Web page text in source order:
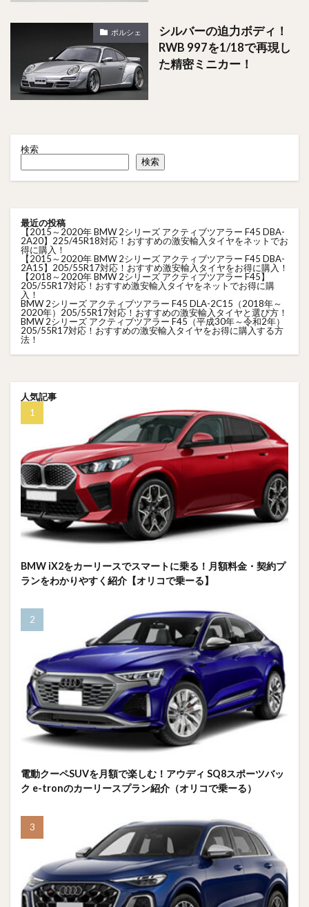
ポルシェ
シルバーの迫力ボディ！
RWB 997を1/18で再現し
た精密ミニカー！
検索
検索
最近の投稿
【2015～2020年 BMW 2シリーズ アクティブツアラー F45 DBA-
2A20】225/45R18対応！おすすめの激安輸入タイヤをネットでお
得に購入！
【2015～2020年 BMW 2シリーズ アクティブツアラー F45 DBA-
2A15】205/55R17対応！おすすめ激安輸入タイヤをお得に購入！
【2018～2020年 BMW 2シリーズ アクティブツアラー F45】
205/55R17対応！おすすめ激安輸入タイヤをネットでお得に購
入！
BMW 2シリーズ アクティブツアラー F45 DLA-2C15（2018年～
2020年）205/55R17対応！おすすめの激安輸入タイヤと選び方！
BMW 2シリーズ アクティブツアラー F45（平成30年～令和2年）
205/55R17対応！おすすめの激安輸入タイヤをお得に購入する方
法！
人気記事
BMW iX2をカーリースでスマートに乗る！月額料金・契約プ
ランをわかりやすく紹介【オリコで乗ーる】
電動クーペSUVを月額で楽しむ！アウディ SQ8スポーツバッ
ク e-tronのカーリースプラン紹介（オリコで乗ーる）